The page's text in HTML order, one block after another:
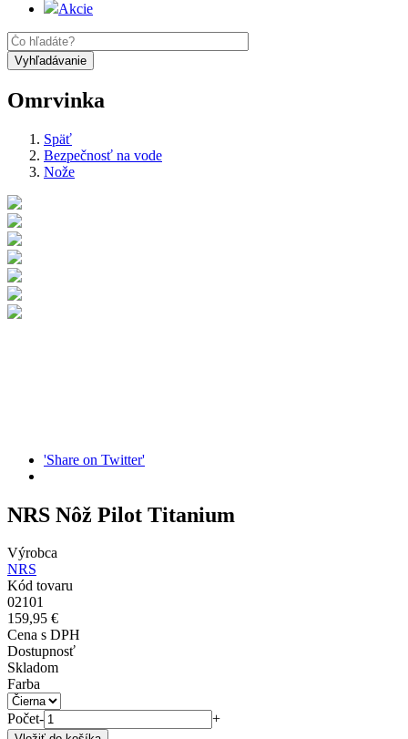
Akcie
Omrvinka
Späť
Bezpečnosť na vode
Nože
'Share on Twitter'
NRS Nôž Pilot Titanium
Výrobca
NRS
Kód tovaru
02101
159,95 €
Cena s DPH
Dostupnosť
Skladom
Farba
Počet- +